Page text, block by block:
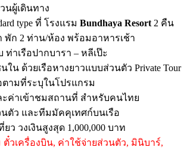
นผู้เดินทาง
type ที่ โรงแรม Bundhaya Resort 2 คืน
พัก 2 ท่าน/ห้อง พร้อมอาหารเช้า
ท่าเรือปากบารา – หลีเป๊ะ
ใน ด้วยเรือหางยาวแบบส่วนตัว Private Tour
ามที่ระบุในโปรแกรม
ค่าเข้าชมสถานที่ สำหรับคนไทย
ตัว และทีมมัคคุเทศก์บนเรือ
ว วงเงินสูงสุด 1,000,000 บาท
วเครื่องบิน, ค่าใช้จ่ายส่วนตัว, มินิบาร์,